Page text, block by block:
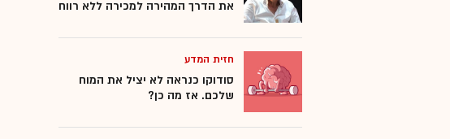
את הדרך המהירה למכירה ללא רווח
חזית המדע
סודוקו כנראה לא יציל את המוח
שלכם. אז מה כן?